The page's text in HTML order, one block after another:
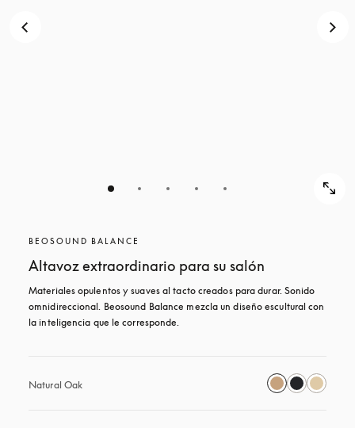
BEOSOUND BALANCE
Altavoz extraordinario para su salón
Materiales opulentos y suaves al tacto creados para durar. Sonido
omnidireccional. Beosound Balance mezcla un diseño escultural con
la inteligencia que le corresponde.
Natural Oak